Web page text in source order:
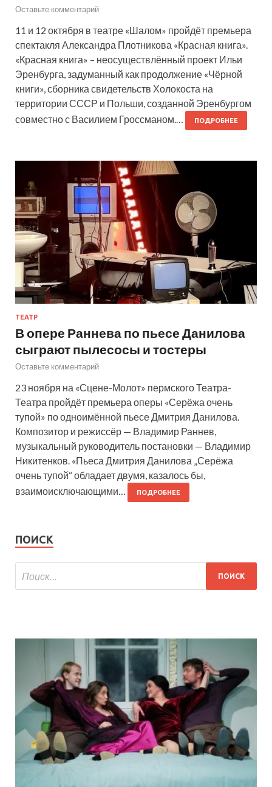
Оставьте комментарий
11 и 12 октября в театре «Шалом» пройдёт премьера
спектакля Александра Плотникова «Красная книга».
«Красная книга» – неосуществлённый проект Ильи
Эренбурга, задуманный как продолжение «Чёрной
книги», сборника свидетельств Холокоста на
территории СССР и Польши, созданной Эренбургом
совместно с Василием Гроссманом.…
ПОДРОБНЕЕ
ТЕАТР
В опере Раннева по пьесе Данилова
сыграют пылесосы и тостеры
Оставьте комментарий
23 ноября на «Сцене-Молот» пермского Театра-
Театра пройдёт премьера оперы «Серёжа очень
тупой» по одноимённой пьесе Дмитрия Данилова.
Композитор и режиссёр — Владимир Раннев,
музыкальный руководитель постановки — Владимир
Никитенков. «Пьеса Дмитрия Данилова „Серёжа
очень тупой“ обладает двумя, казалось бы,
взаимоисключающими…
ПОДРОБНЕЕ
ПОИСК